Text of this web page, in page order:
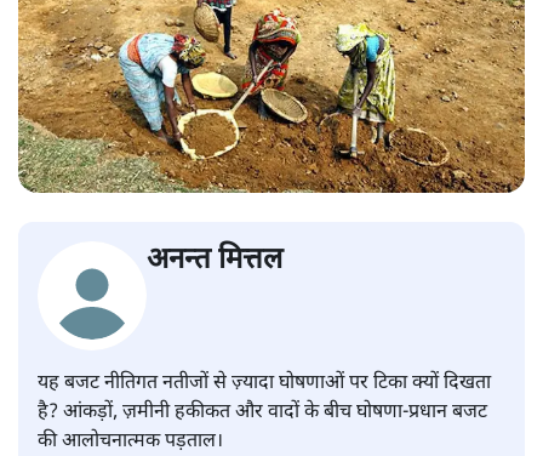
अनन्त मित्तल
यह बजट नीतिगत नतीजों से ज़्यादा घोषणाओं पर टिका क्यों दिखता
है? आंकड़ों, ज़मीनी हकीकत और वादों के बीच घोषणा-प्रधान बजट
की आलोचनात्मक पड़ताल।